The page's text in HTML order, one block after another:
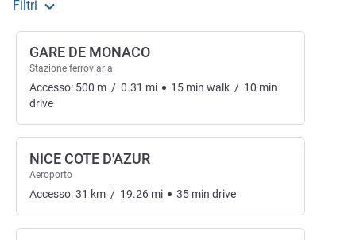
Filtri
GARE DE MONACO
Stazione ferroviaria
Accesso: 500 m / 0.31 mi 15 min walk / 10 min
drive
NICE COTE D'AZUR
Aeroporto
Accesso:31 km / 19.26 mi 35 min drive